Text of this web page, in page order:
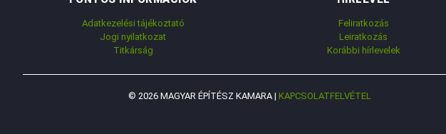
Adatkezelési tájékoztató
Jogi nyilatkozat
Titkárság
Feliratkozás
Leiratkozás
Korábbi hírlevelek
© 2026 MAGYAR ÉPÍTÉSZ KAMARA | KAPCSOLATFELVÉTEL